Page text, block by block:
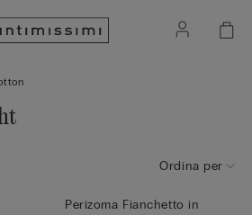
Ordina per
Perizoma Fianchetto in